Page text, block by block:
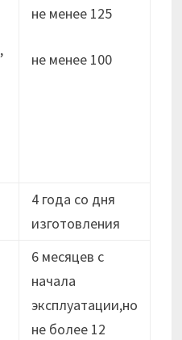
не менее 125
не менее 100
4 года со дня
изготовления
6 месяцев с
начала
эксплуатации,но
не более 12